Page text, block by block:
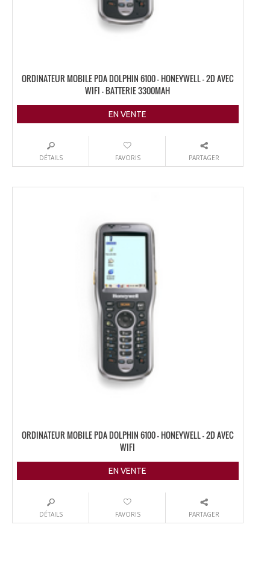
ORDINATEUR MOBILE PDA DOLPHIN 6100 – HONEYWELL – 2D AVEC
WIFI – BATTERIE 3300MAH
EN VENTE
DÉTAILS FAVORIS PARTAGER
ORDINATEUR MOBILE PDA DOLPHIN 6100 – HONEYWELL – 2D AVEC
WIFI
EN VENTE
DÉTAILS FAVORIS PARTAGER